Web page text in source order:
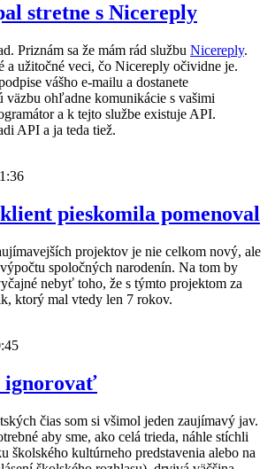
stretne s Nicereply
Priznám sa že mám rád službu Nicereply.
a užitočné veci, čo Nicereply očividne je.
vášho e-mailu a dostanete
väzbu ohľadne komunikácie s vašimi
a k tejto službe existuje API.
API a ja teda tiež.
pieskomila pomenoval
projektov je nie celkom nový, ale
spoločných narodenín. Na tom by
nebyť toho, že s týmto projektom za
ktorý mal vtedy len 7 rokov.
ignorovať
čias som si všimol jeden zaujímavý jav.
aby sme, ako celá trieda, náhle stíchli
školského kultúrneho predstavenia alebo na